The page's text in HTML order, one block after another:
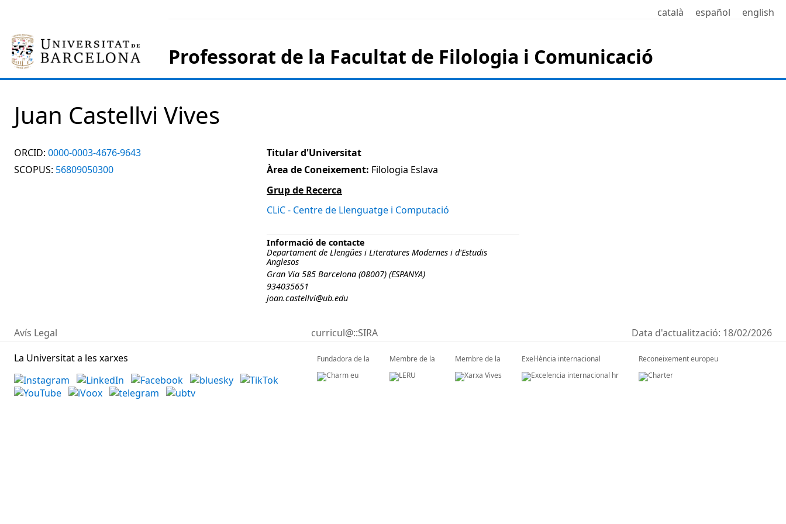
català español english
Professorat de la Facultat de Filologia i Comunicació
Juan Castellvi Vives
ORCID: 0000-0003-4676-9643
SCOPUS: 56809050300
Titular d'Universitat
Àrea de Coneixement: Filologia Eslava
Grup de Recerca
CLiC - Centre de Llenguatge i Computació
Informació de contacte
Departament de Llengües i Literatures Modernes i d'Estudis
Anglesos
Gran Via 585 Barcelona (08007) (ESPANYA)
934035651
joan.castellvi@ub.edu
Avís Legal curricul@::SIRA Data d'actualització: 18/02/2026
La Universitat a les xarxes
Fundadora de la Membre de la Membre de la Exel·lència internacional Reconeixement europeu